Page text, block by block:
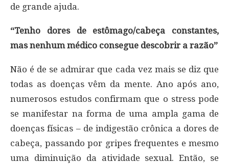
de grande ajuda.
“Tenho dores de estômago/cabeça constantes,
mas nenhum médico consegue descobrir a razão”
Não é de se admirar que cada vez mais se diz que
todas as doenças vêm da mente. Ano após ano,
numerosos estudos confirmam que o stress pode
se manifestar na forma de uma ampla gama de
doenças físicas – de indigestão crônica a dores de
cabeça, passando por gripes frequentes e mesmo
uma diminuição da atividade sexual. Então, se